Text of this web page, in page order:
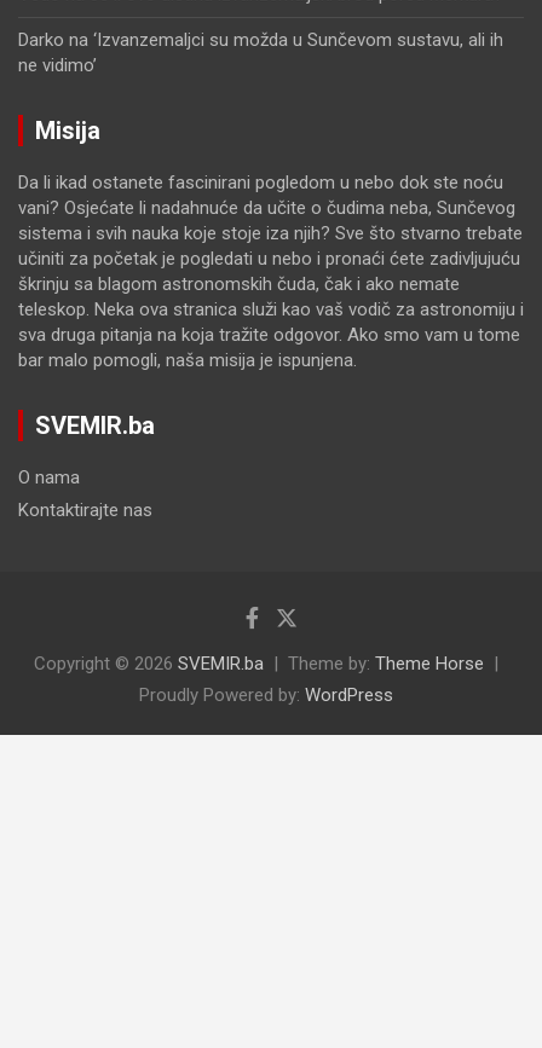
Darko na ‘Izvanzemaljci su možda u Sunčevom sustavu, ali ih
ne vidimo’
Misija
Da li ikad ostanete fascinirani pogledom u nebo dok ste noću
vani? Osjećate li nadahnuće da učite o čudima neba, Sunčevog
sistema i svih nauka koje stoje iza njih? Sve što stvarno trebate
učiniti za početak je pogledati u nebo i pronaći ćete zadivljujuću
škrinju sa blagom astronomskih čuda, čak i ako nemate
teleskop. Neka ova stranica služi kao vaš vodič za astronomiju i
sva druga pitanja na koja tražite odgovor. Ako smo vam u tome
bar malo pomogli, naša misija je ispunjena.
SVEMIR.ba
O nama
Kontaktirajte nas
Copyright © 2026 SVEMIR.ba Theme by: Theme Horse
Proudly Powered by: WordPress